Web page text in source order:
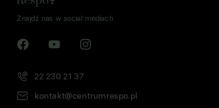
Znajdź nas w social mediach
22 230 21 37
kontakt@centrumrespo.pl